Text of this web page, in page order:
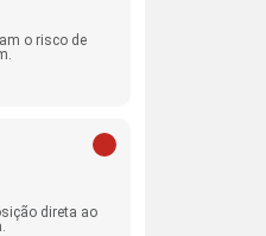
o risco de
direta ao